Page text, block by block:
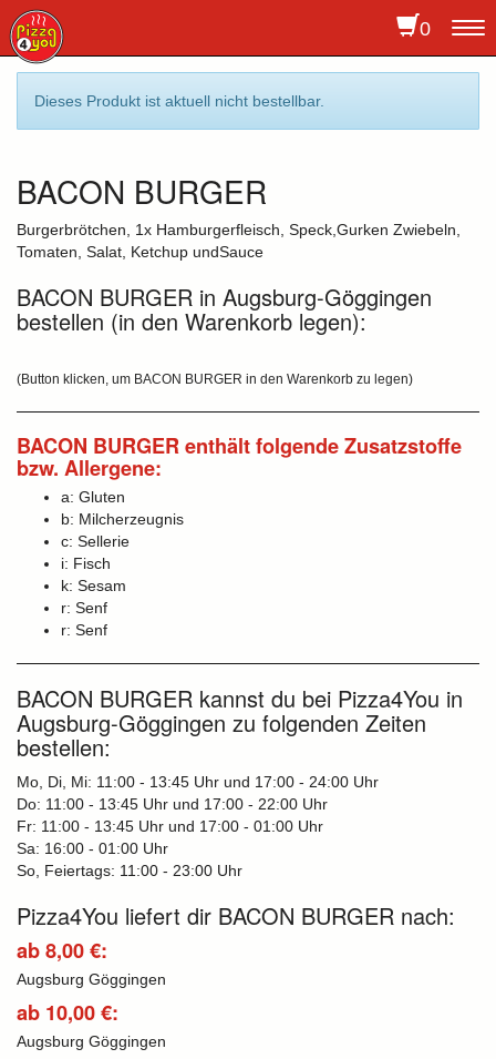
0
Dieses Produkt ist aktuell nicht bestellbar.
BACON BURGER
Burgerbrötchen, 1x Hamburgerfleisch, Speck,Gurken Zwiebeln,
Tomaten, Salat, Ketchup undSauce
BACON BURGER in Augsburg-Göggingen
bestellen (in den Warenkorb legen):
(Button klicken, um BACON BURGER in den Warenkorb zu legen)
BACON BURGER enthält folgende Zusatzstoffe
bzw. Allergene:
a: Gluten
b: Milcherzeugnis
c: Sellerie
i: Fisch
k: Sesam
r: Senf
r: Senf
BACON BURGER kannst du bei Pizza4You in
Augsburg-Göggingen zu folgenden Zeiten
bestellen:
Mo, Di, Mi: 11:00 - 13:45 Uhr und 17:00 - 24:00 Uhr
Do: 11:00 - 13:45 Uhr und 17:00 - 22:00 Uhr
Fr: 11:00 - 13:45 Uhr und 17:00 - 01:00 Uhr
Sa: 16:00 - 01:00 Uhr
So, Feiertags: 11:00 - 23:00 Uhr
Pizza4You liefert dir BACON BURGER nach:
ab 8,00 €:
Augsburg Göggingen
ab 10,00 €:
Augsburg Göggingen